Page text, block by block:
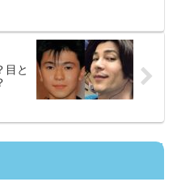
目と